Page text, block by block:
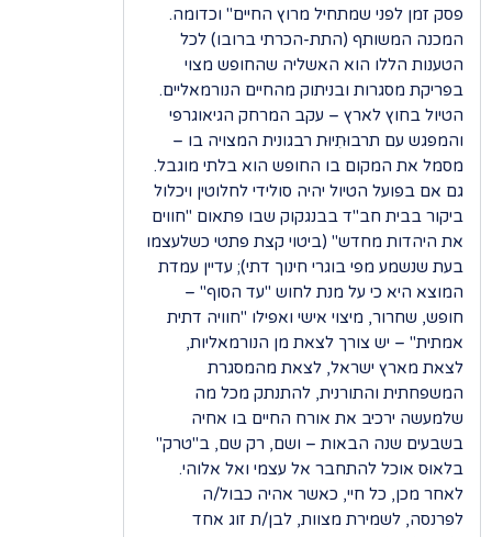
פסק זמן לפני שמתחיל מרוץ החיים" וכדומה.
המכנה המשותף (התת-הכרתי ברובו) לכל
הטענות הללו הוא האשליה שהחופש מצוי
בפריקת מסגרות ובניתוק מהחיים הנורמאליים.
הטיול בחוץ לארץ – עקב המרחק הגיאוגרפי
והמפגש עם תרבוּתִיוּת רבגונית המצויה בו –
מסמל את המקום בו החופש הוא בלתי מוגבל.
גם אם בפועל הטיול יהיה סולידי לחלוטין ויכלול
ביקור בבית חב"ד בבנגקוק שבו פתאום "חווים
את היהדות מחדש" (ביטוי קצת פתטי כשלעצמו
בעת שנשמע מפי בוגרי חינוך דתי); עדיין עמדת
המוצא היא כי על מנת לחוש "עד הסוף" –
חופש, שחרור, מיצוי אישי ואפילו "חוויה דתית
אמתית" – יש צורך לצאת מן הנורמאליות,
לצאת מארץ ישראל, לצאת מהמסגרת
המשפחתית והתורנית, להתנתק מכל מה
שלמעשה ירכיב את אורח החיים בו אחיה
בשבעים שנה הבאות – ושם, רק שם, ב"טרק"
בלאוּס אוכל להתחבר אל עצמי ואל אלוהי.
לאחר מכן, כל חיי, כאשר אהיה כבול/ה
לפרנסה, לשמירת מצוות, לבן/ת זוג אחד